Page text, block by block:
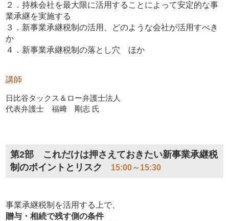
２．持株会社を最大限に活用することによって安定的な事
業承継を実施する
３．新事業承継税制の活用、どのような会社が活用すべき
か
４．新事業承継税制の落とし穴 ほか
講師
日比谷タックス＆ロー弁護士法人
代表弁護士 福﨑 剛志 氏
第2部 これだけは押さえておきたい新事業承継税
制のポイントとリスク
15:00～15:30
事業承継税制を活用する上で、
贈与・相続で残す側の条件